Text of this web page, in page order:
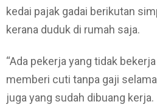
kedai pajak gadai berikutan
kerana duduk di rumah saja.
“Ada pekerja yang tidak
memberi cuti tanpa gaji
juga yang sudah dibuang kerja.